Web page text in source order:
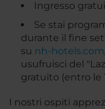
Ingresso
Se stai
durante il fine
su nh-
usufruisci del
gratuito (entro le
I nostri ospiti